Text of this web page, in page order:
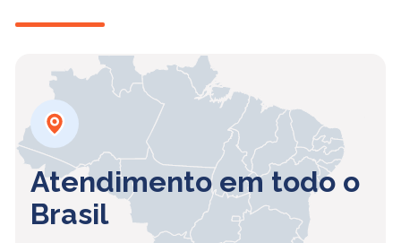
Atendimento em todo o
Brasil